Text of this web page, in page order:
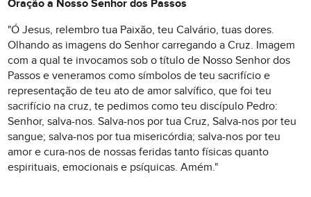
Oração a Nosso Senhor dos Passos
"Ó Jesus, relembro tua Paixão, teu Calvário, tuas dores.
Olhando as imagens do Senhor carregando a Cruz. Imagem
com a qual te invocamos sob o título de Nosso Senhor dos
Passos e veneramos como símbolos de teu sacrifício e
representação de teu ato de amor salvífico, que foi teu
sacrifício na cruz, te pedimos como teu discípulo Pedro:
Senhor, salva-nos. Salva-nos por tua Cruz, Salva-nos por teu
sangue; salva-nos por tua misericórdia; salva-nos por teu
amor e cura-nos de nossas feridas tanto físicas quanto
espirituais, emocionais e psíquicas. Amém."